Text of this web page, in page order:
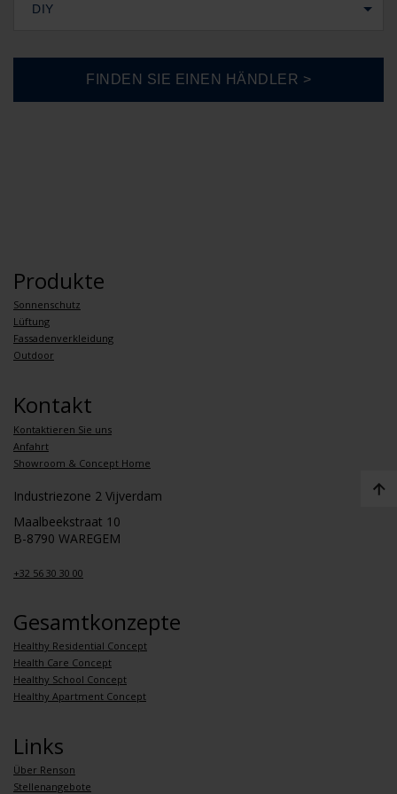
DIY
Produkte
Sonnenschutz
Lüftung
Fassadenverkleidung
Outdoor
Kontakt
Kontaktieren Sie uns
Anfahrt
Showroom & Concept Home
Industriezone 2 Vijverdam
Maalbeekstraat 10
B-8790 WAREGEM
+32 56 30 30 00
Gesamtkonzepte
Healthy Residential Concept
Health Care Concept
Healthy School Concept
Healthy Apartment Concept
Links
Über Renson
Stellenangebote